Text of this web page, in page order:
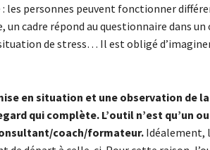
personnes peuvent fonctionner
cadre répond au questionnaire dans
de stress… Il est obligé
en situation et une observation de
qui complète. L’outil n’est qu’un
coach/formateur.Idéalement,